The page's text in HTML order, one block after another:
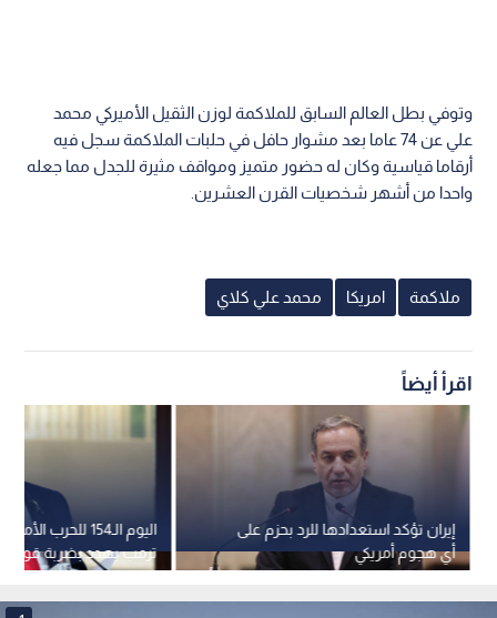
وتوفي بطل العالم السابق للملاكمة لوزن الثقيل الأميركي محمد
علي عن 74 عاما بعد مشوار حافل في حلبات الملاكمة سجل فيه
أرقاما قياسية وكان له حضور متميز ومواقف مثيرة للجدل مما جعله
واحدا من أشهر شخصيات القرن العشرين.
ملاكمة امريكا محمد علي كلاي
اقرأ أيضاً
اليوم الـ154 للحرب
ترمب يهدد بضربة قوية
التفاوض مفتوحا
إيران تؤكد استعدادها للرد بحزم على
أي هجوم أمريكي